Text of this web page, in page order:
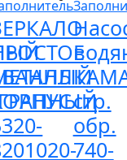
стр.
обр.
740-